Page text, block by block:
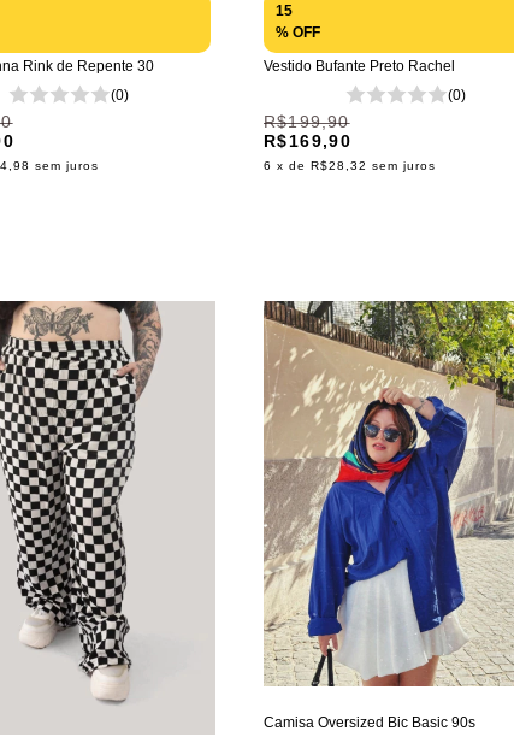
Rink de Repente 30
(0)
sem juros
15
% OFF
Vestido Bufante Preto Rachel
(0)
R$199,90
R$169,90
6 x de R$28,32 sem juros
Camisa Oversized Bic Basic 90s